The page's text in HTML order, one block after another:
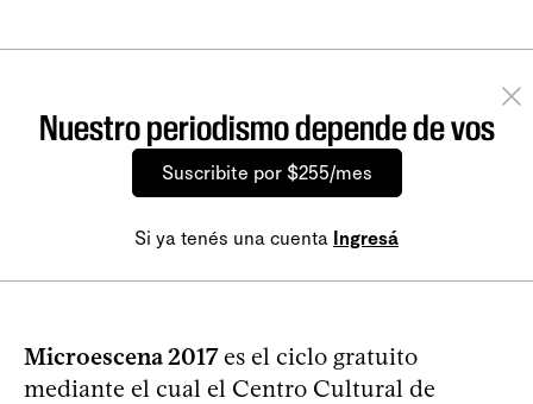
Nuestro periodismo depende de vos
Suscribite por $255/mes
Si ya tenés una cuenta Ingresá
Microescena 2017es el ciclo gratuito
mediante el cual el Centro Cultural de